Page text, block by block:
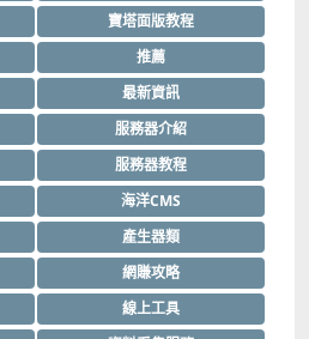
寶塔面版教程
推薦
最新資訊
服務器介紹
服務器教程
海洋CMS
產生器類
網賺攻略
線上工具